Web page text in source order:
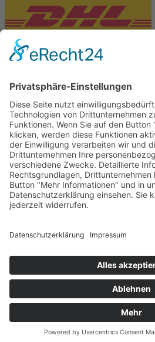
Tekal – Textile Lebensqualität
Exklusive moderne &
Feuerwerk XXL
Pyrotechnik online bestellen
© Stadtmühle Waldenbuch 2026
und Mühlenprodukte ·
Cookie-
Alle Preise inkl. der gesetzlichen MwSt.
Die durchgestrichenen Preise